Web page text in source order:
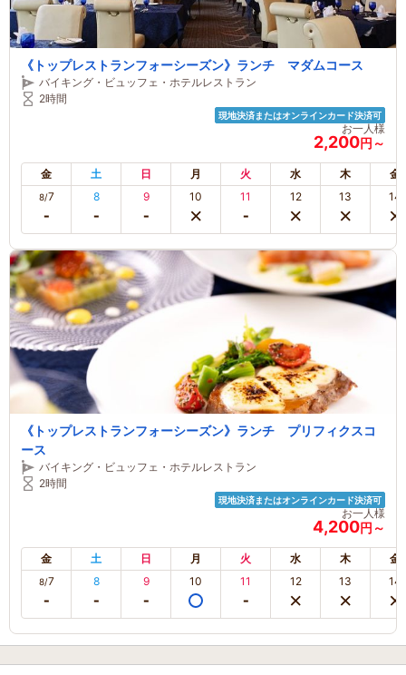
《トップレストランフォーシーズン》ランチ マダムコース
バイキング・ビュッフェ・ホテルレストラン
2時間
現地決済またはオンラインカード決済可
お一人様
2,200円～
金 土 日 月 火 水 木 金
8/7 8 9 10 11 12 13 14
《トップレストランフォーシーズン》ランチ プリフィクスコ
ース
バイキング・ビュッフェ・ホテルレストラン
2時間
現地決済またはオンラインカード決済可
お一人様
4,200円～
金 土 日 月 火 水 木 金
8/7 8 9 10 11 12 13 14